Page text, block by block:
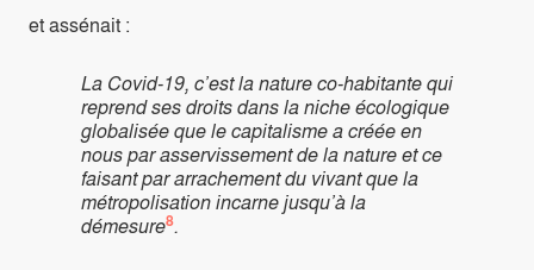
et assénait :
La Covid-19, c’est la nature co-habitante qui
reprend ses droits dans la niche écologique
globalisée que le capitalisme a créée en
nous par asservissement de la nature et ce
faisant par arrachement du vivant que la
métropolisation incarne jusqu’à la
démesure8.